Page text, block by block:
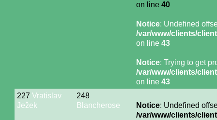
on line 40
Notice: Undefined
/var/www/clients/
on line 43
Notice: Trying to get
/var/www/clients/
on line 43
227 Vratislav
Ježek
248
Blancherose
Notice: Undefined
/var/www/clients/